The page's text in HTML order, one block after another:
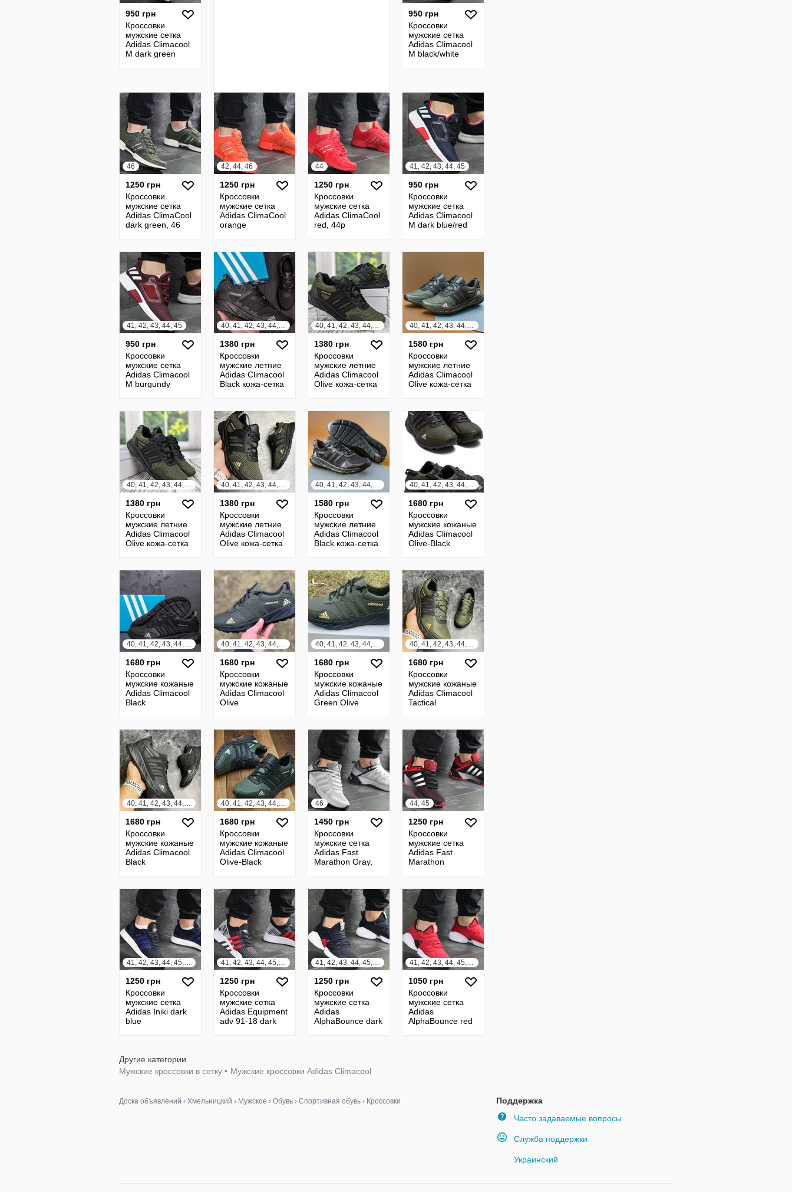
950 грн
Кроссовки
мужские сетка
Adidas Climacool
M dark green
950 грн
Кроссовки
мужские сетка
Adidas Climacool
M black/white
46
1250 грн
Кроссовки
мужские сетка
Adidas ClimaCool
dark green, 46
42, 44, 46
1250 грн
Кроссовки
мужские сетка
Adidas ClimaCool
orange
44
1250 грн
Кроссовки
мужские сетка
Adidas ClimaCool
red, 44р
41, 42, 43, 44, 45
950 грн
Кроссовки
мужские сетка
Adidas Climacool
M dark blue/red
41, 42, 43, 44, 45
950 грн
Кроссовки
мужские сетка
Adidas Climacool
M burgundy
40, 41, 42, 43, 44, 45
1380 грн
Кроссовки
мужские летние
Adidas Climacool
Black кожа-сетка
40, 41, 42, 43, 44, 45
1380 грн
Кроссовки
мужские летние
Adidas Climacool
Olive кожа-сетка
40, 41, 42, 43, 44, 45
1580 грн
Кроссовки
мужские летние
Adidas Climacool
Olive кожа-сетка
40, 41, 42, 43, 44, 45
1380 грн
Кроссовки
мужские летние
Adidas Climacool
Olive кожа-сетка
40, 41, 42, 43, 44, 45
1380 грн
Кроссовки
мужские летние
Adidas Climacool
Olive кожа-сетка
40, 41, 42, 43, 44, 45
1580 грн
Кроссовки
мужские летние
Adidas Climacool
Black кожа-сетка
40, 41, 42, 43, 44, 45
1680 грн
Кроссовки
мужские кожаные
Adidas Climacool
Olive-Black
40, 41, 42, 43, 44, 45
1680 грн
Кроссовки
мужские кожаные
Adidas Climacool
Black
40, 41, 42, 43, 44, 45
1680 грн
Кроссовки
мужские кожаные
Adidas Climacool
Olive
40, 41, 42, 43, 44, 45
1680 грн
Кроссовки
мужские кожаные
Adidas Climacool
Green Olive
40, 41, 42, 43, 44, 45
1680 грн
Кроссовки
мужские кожаные
Adidas Climacool
Tactical
40, 41, 42, 43, 44, 45
1680 грн
Кроссовки
мужские кожаные
Adidas Climacool
Black
40, 41, 42, 43, 44, 45
1680 грн
Кроссовки
мужские кожаные
Adidas Climacool
Olive-Black
46
1450 грн
Кроссовки
мужские сетка
Adidas Fast
Marathon Gray,
44, 45
1250 грн
Кроссовки
мужские сетка
Adidas Fast
Marathon
41, 42, 43, 44, 45, 46
1250 грн
Кроссовки
мужские сетка
Adidas Iniki dark
blue
41, 42, 43, 44, 45, 46
1250 грн
Кроссовки
мужские сетка
Adidas Equipment
adv 91-18 dark
41, 42, 43, 44, 45, 46
1250 грн
Кроссовки
мужские сетка
Adidas
AlphaBounce dark
41, 42, 43, 44, 45, 46
1050 грн
Кроссовки
мужские сетка
Adidas
AlphaBounce red
Другие категории
Мужские кроссовки в сетку • Мужские кроссовки Adidas Climacool
Поддержка
Часто задаваемые вопросы
Служба поддержки
Украинский
Доска объявлений › Хмельницкий › Мужское › Обувь › Спортивная обувь › Кроссовки